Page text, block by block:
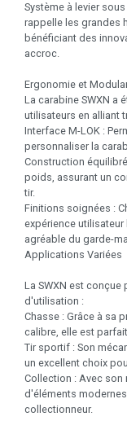
Système à levier
rappelle les grandes
bénéficiant des
accroc.
Ergonomie et
La carabine SWXN a
utilisateurs en alliant
Interface M-LOK :
personnaliser la
Construction
poids, assurant un
tir.
Finitions soignées :
expérience utilisateur
agréable du garde-
Applications Variées
La SWXN est
d'utilisation :
Chasse : Grâce à sa
calibre, elle est
Tir sportif : Son
un excellent choix
Collection : Avec
d'éléments
collectionneur.